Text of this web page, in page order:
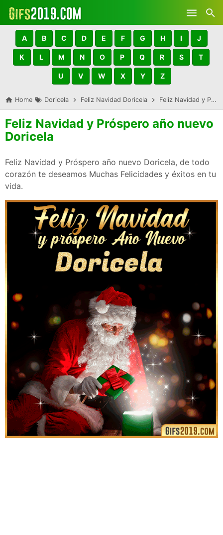
Skip to main content
A B C D E F G H I J
K L M N O P Q R S T
U V W X Y Z
Home Doricela Feliz Navidad Doricela Feliz Navidad y Próspero año nuevo Doricela
Feliz Navidad y Próspero año nuevo
Doricela
Feliz Navidad y Próspero año nuevo Doricela, de todo
corazón te deseamos Muchas Felicidades y éxitos en tu
vida.